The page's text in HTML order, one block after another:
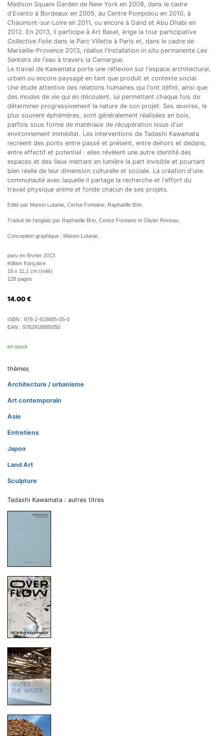
Madison Square Garden de New York en 2008, dans le cadre
d'Evento à Bordeaux en 2009, au Centre Pompidou en 2010, à
Chaumont-sur-Loire en 2011, ou encore à Gand et Abu Dhabi en
2012. En 2013, il participe à Art Basel, érige la tour participative
Collective Folie dans le Parc Villette à Paris et, dans le cadre de
Marseille-Provence 2013, réalise l'installation in situ permanente Les
Sentiers de l'eau à travers la Camargue.
Le travail de Kawamata porte une réflexion sur l'espace architectural,
urbain ou encore paysagé en tant que produit et contexte social.
Une étude attentive des relations humaines qui l'ont défini, ainsi que
des modes de vie qui en découlent, lui permettent chaque fois de
déterminer progressivement la nature de son projet. Ses œuvres, le
plus souvent éphémères, sont généralement réalisées en bois,
parfois sous forme de matériaux de récupération issus d'un
environnement immédiat. Les interventions de Tadashi Kawamata
recréent des ponts entre passé et présent, entre dehors et dedans,
entre effectif et potentiel : elles révèlent une autre identité des
espaces et des lieux mettant en lumière la part invisible et pourtant
bien réelle de leur dimension culturelle et sociale. La création d'une
communauté avec laquelle il partage la recherche et l'effort du
travail physique anime et fonde chacun de ses projets.
Edité par Manon Lutanie, Cerise Fontaine, Raphaëlle Brin.
Traduit de l'anglais par Raphaëlle Brin, Cerise Fontaine et Olivier Reneau.
Conception graphique : Manon Lutanie.
paru en février 2013
édition française
18 x 11,1 cm (relié)
128 pages
14.00 €
ISBN : 978-2-918685-05-0
EAN : 9782918685050
en stock
thèmes
Architecture / urbanisme
Art contemporain
Asie
Entretiens
Japon
Land Art
Sculpture
Tadashi Kawamata : autres titres